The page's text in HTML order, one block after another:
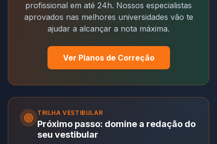
profissional em até 24h. Nossos especialistas
aprovados nas melhores universidades vão te
ajudar a alcançar a nota máxima.
Ver Planos de Correção
TRILHAVESTIBULAR
Próximo passo: domine a redação do
seu vestibular